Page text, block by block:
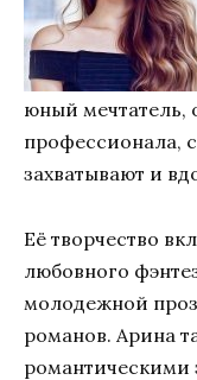
юный мечтатель,
профессионала,
захватывают и
Её творчество
любовного
молодежной
романов. Арина
романтическими